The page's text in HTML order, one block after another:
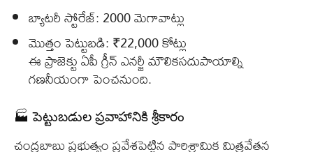
బ్యాటరీ స్టోరేజ్‌: 2000 మెగావాట్లు
మొత్తం పెట్టుబడి: ₹22,000 కోట్లు
ఈ ప్రాజెక్టు ఏపీ గ్రీన్ ఎనర్జీ మౌలికసదుపాయాల్ని
గణనీయంగా పెంచనుంది.
🏭 పెట్టుబడుల ప్రవాహానికి శ్రీకారం
చంద్రబాబు ప్రభుత్వం ప్రవేశపెట్టిన పారిశ్రామిక మిత్రవేతన